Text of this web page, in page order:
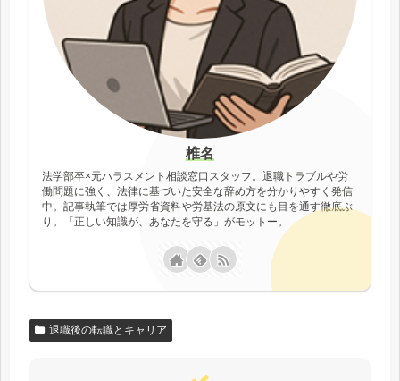
椎名
法学部卒×元ハラスメント相談窓口スタッフ。退職トラブルや労
働問題に強く、法律に基づいた安全な辞め方を分かりやすく発信
中。記事執筆では厚労省資料や労基法の原文にも目を通す徹底ぶ
り。「正しい知識が、あなたを守る」がモットー。
退職後の転職とキャリア